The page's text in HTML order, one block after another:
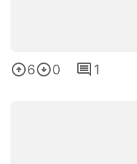
6 0 1